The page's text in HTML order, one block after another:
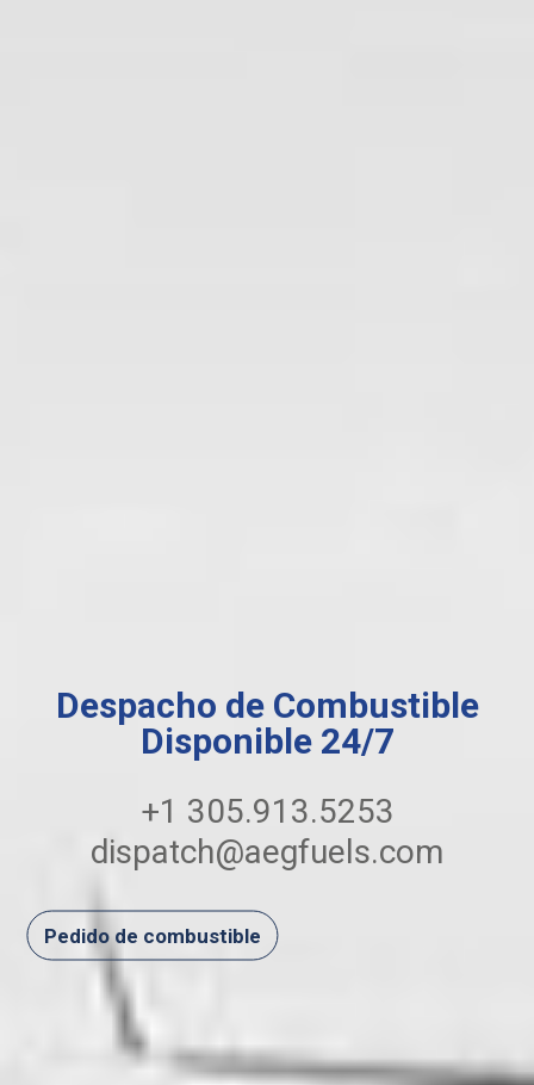
Despacho de Combustible
Disponible 24/7
+1 305.913.5253
dispatch@aegfuels.com
Pedido de combustible